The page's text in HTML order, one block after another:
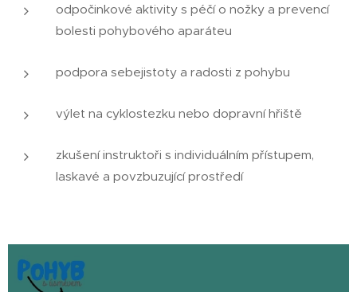
odpočinkové aktivity s péčí o nožky a prevencí
bolesti pohybového aparáteu
podpora sebejistoty a radosti z pohybu
výlet na cyklostezku nebo dopravní hřiště
zkušení instruktoři s individuálním přístupem,
laskavé a povzbuzující prostředí